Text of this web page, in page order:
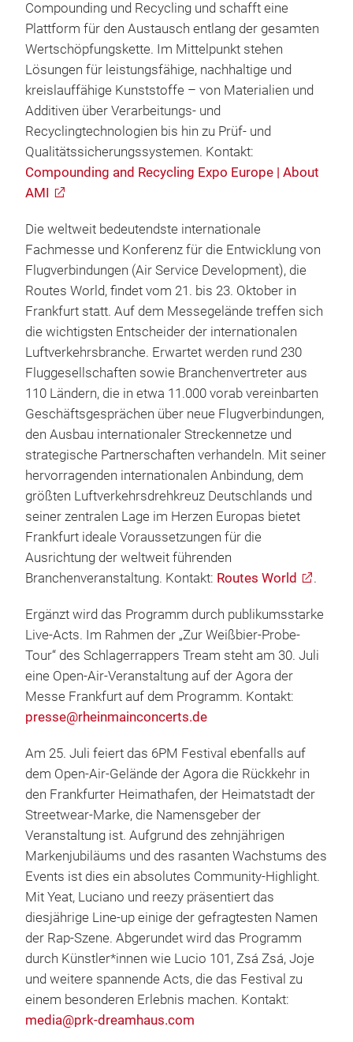
Compounding und Recycling und schafft eine
Plattform für den Austausch entlang der gesamten
Wertschöpfungskette. Im Mittelpunkt stehen
Lösungen für leistungsfähige, nachhaltige und
kreislauffähige Kunststoffe – von Materialien und
Additiven über Verarbeitungs- und
Recyclingtechnologien bis hin zu Prüf- und
Qualitätssicherungssystemen. Kontakt:
Compounding and Recycling Expo Europe | About
AMI
Die weltweit bedeutendste internationale
Fachmesse und Konferenz für die Entwicklung von
Flugverbindungen (Air Service Development), die
Routes World, findet vom 21. bis 23. Oktober in
Frankfurt statt. Auf dem Messegelände treffen sich
die wichtigsten Entscheider der internationalen
Luftverkehrsbranche. Erwartet werden rund 230
Fluggesellschaften sowie Branchenvertreter aus
110 Ländern, die in etwa 11.000 vorab vereinbarten
Geschäftsgesprächen über neue Flugverbindungen,
den Ausbau internationaler Streckennetze und
strategische Partnerschaften verhandeln. Mit seiner
hervorragenden internationalen Anbindung, dem
größten Luftverkehrsdrehkreuz Deutschlands und
seiner zentralen Lage im Herzen Europas bietet
Frankfurt ideale Voraussetzungen für die
Ausrichtung der weltweit führenden
Branchenveranstaltung. Kontakt: Routes World .
Ergänzt wird das Programm durch publikumsstarke
Live-Acts. Im Rahmen der „Zur Weißbier-Probe-
Tour“ des Schlagerrappers Tream steht am 30. Juli
eine Open-Air-Veranstaltung auf der Agora der
Messe Frankfurt auf dem Programm. Kontakt:
presse@rheinmainconcerts.de
Am 25. Juli feiert das 6PM Festival ebenfalls auf
dem Open-Air-Gelände der Agora die Rückkehr in
den Frankfurter Heimathafen, der Heimatstadt der
Streetwear-Marke, die Namensgeber der
Veranstaltung ist. Aufgrund des zehnjährigen
Markenjubiläums und des rasanten Wachstums des
Events ist dies ein absolutes Community-Highlight.
Mit Yeat, Luciano und reezy präsentiert das
diesjährige Line-up einige der gefragtesten Namen
der Rap-Szene. Abgerundet wird das Programm
durch Künstler*innen wie Lucio 101, Zsá Zsá, Joje
und weitere spannende Acts, die das Festival zu
einem besonderen Erlebnis machen. Kontakt:
media@prk-dreamhaus.com